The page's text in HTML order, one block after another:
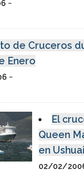
-
de Cruceros
Enero
-
El
Queen
en
02/02/